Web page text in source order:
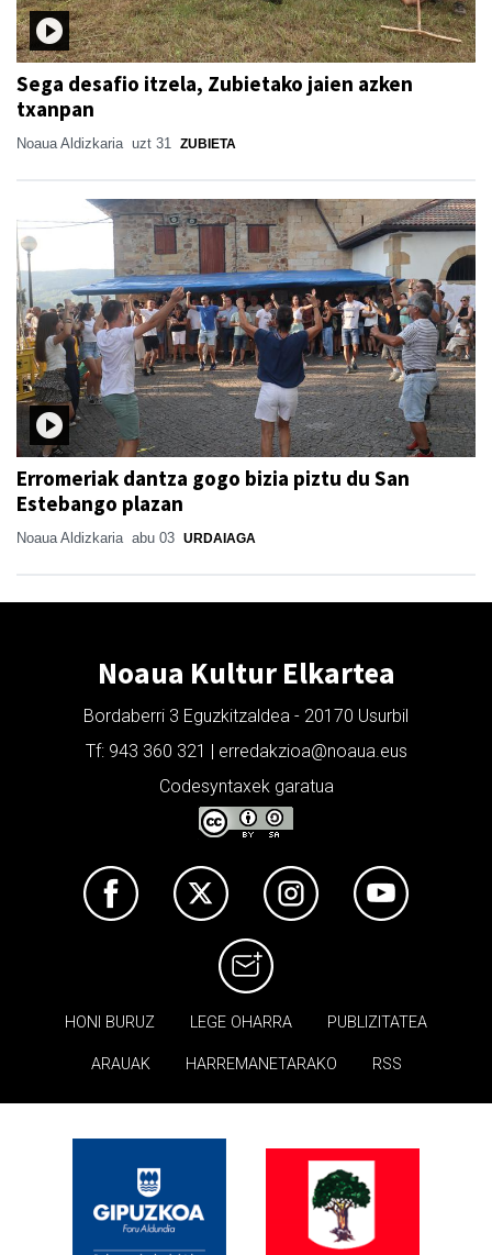
Sega desafio itzela, Zubietako jaien azken
txanpan
Noaua Aldizkaria uzt 31 ZUBIETA
Erromeriak dantza gogo bizia piztu du San
Estebango plazan
Noaua Aldizkaria abu 03 URDAIAGA
Noaua Kultur Elkartea
Bordaberri 3 Eguzkitzaldea - 20170 Usurbil
Tf: 943 360 321 | erredakzioa@noaua.eus
Codesyntaxek garatua
HONI BURUZ LEGE OHARRA PUBLIZITATEA
ARAUAK HARREMANETARAKO RSS